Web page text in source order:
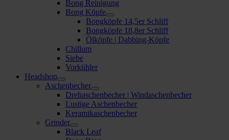
Bong Reinigung
Bong Köpfe
Bongköpfe 14,5er Schliff
Bongköpfe 18,8er Schliff
Ölköpfe | Dabbing-Köpfe
Chillum
Siebe
Vorkühler
Headshop
Aschenbecher
Drehaschenbecher | Windaschenbecher
Lustige Aschenbecher
Keramikaschenbecher
Grinder
Black Leaf